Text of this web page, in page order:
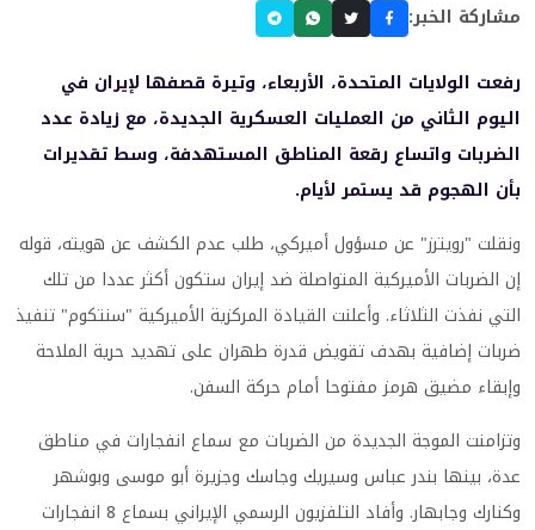
مشاركة الخبر:
رفعت الولايات المتحدة، الأربعاء، وتيرة قصفها لإيران في
اليوم الثاني من العمليات العسكرية الجديدة، مع زيادة عدد
الضربات واتساع رقعة المناطق المستهدفة، وسط تقديرات
بأن الهجوم قد يستمر لأيام.
ونقلت "رويترز" عن مسؤول أميركي، طلب عدم الكشف عن هويته، قوله
إن الضربات الأميركية المتواصلة ضد إيران ستكون أكثر عددا من تلك
التي نفذت الثلاثاء. وأعلنت القيادة المركزية الأميركية "سنتكوم" تنفيذ
ضربات إضافية بهدف تقويض قدرة طهران على تهديد حرية الملاحة
وإبقاء مضيق هرمز مفتوحا أمام حركة السفن.
وتزامنت الموجة الجديدة من الضربات مع سماع انفجارات في مناطق
عدة، بينها بندر عباس وسيريك وجاسك وجزيرة أبو موسى وبوشهر
وكنارك وجابهار. وأفاد التلفزيون الرسمي الإيراني بسماع 8 انفجارات